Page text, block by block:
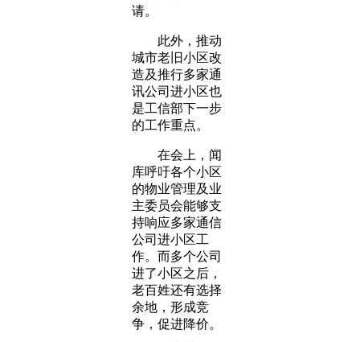
请。
此外，推动
城市老旧小区改
造及推行多家通
讯公司进小区也
是工信部下一步
的工作重点。
在会上，闻
库呼吁各个小区
的物业管理及业
主委员会能够支
持响应多家通信
公司进小区工
作。而多个公司
进了小区之后，
老百姓还有选择
余地，形成竞
争，促进降价。